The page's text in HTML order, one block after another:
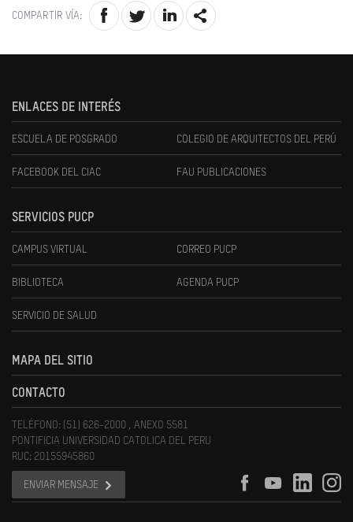
COMPARTIR VÍA:
ENLACES DE INTERÉS
ESCUELA DE POSGRADO COLEGIO DE ARQUITECTOS DEL PERÚ
FACEBOOK DEL CIAC FAU PUBLICACIONES
SERVICIOS PUCP
CAMPUS VIRTUAL CORREO PUCP
BIBLIOTECA AGENDA PUCP
SERVICIO DE SALUD
MAPA DEL SITIO
CONTACTO
TELÉFONO: (51) 626-2000 , ANEXO 5581
PONTIFICIA UNIVERSIDAD CATOLICA DEL PERU
RUC: 20155945860
ENVIAR MENSAJE